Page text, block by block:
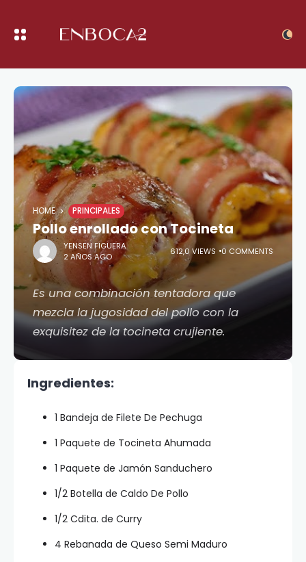
HOME PRINCIPALES
Pollo enrollado con Tocineta
YENSEN FIGUERA
2 AÑOS AGO
612,0 VIEWS 0 COMMENTS
Es una combinación tentadora que
mezcla la jugosidad del pollo con la
exquisitez de la tocineta crujiente.
Ingredientes:
1 Bandeja de Filete De Pechuga
1 Paquete de Tocineta Ahumada
1 Paquete de Jamón Sanduchero
1/2 Botella de Caldo De Pollo
1/2 Cdita. de Curry
4 Rebanada de Queso Semi Maduro